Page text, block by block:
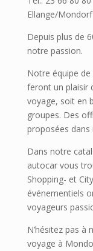
Ellange/
Depuis plus de
notre passion.
Notre équipe
feront un plaisir
voyage, soit en
groupes. Des
proposées dans
Dans notre
autocar vous
Shopping- et
événementiels
voyageurs
N’hésitez pas
voyage à